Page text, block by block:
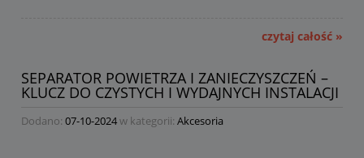
czytaj całość »
SEPARATOR POWIETRZA I ZANIECZYSZCZEŃ –
KLUCZ DO CZYSTYCH I WYDAJNYCH INSTALACJI
Dodano: 07-10-2024w kategorii: Akcesoria